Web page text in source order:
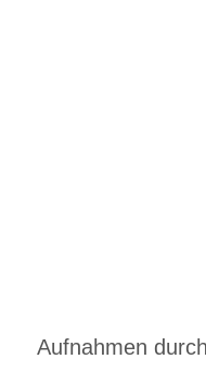
Aufnahmen